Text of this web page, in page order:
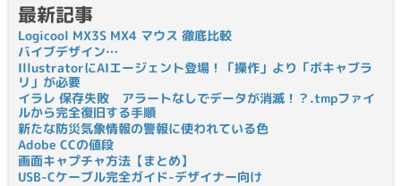
最新記事
Logicool MX3S MX4 マウス 徹底比較
バイブデザイン…
IllustratorにAIエージェント登場！「操作」より「ボキャブラ
リ」が必要
イラレ 保存失敗 アラートなしでデータが消滅！？.tmpファイ
ルから完全復旧する手順
新たな防災気象情報の警報に使われている色
Adobe CCの値段
画面キャプチャ方法【まとめ】
USB-Cケーブル完全ガイド-デザイナー向け